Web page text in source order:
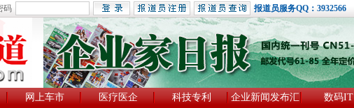
码 报道员服务QQ：3932566
网上车市 医疗医企 科技专利 企业新闻发布汇 数码IT